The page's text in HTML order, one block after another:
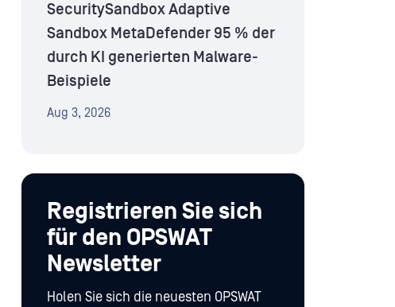
SecuritySandbox Adaptive
Sandbox MetaDefender 95 % der
durch KI generierten Malware-
Beispiele
Aug 3, 2026
Registrieren Sie sich
für den OPSWAT
Newsletter
Holen Sie sich die neuesten OPSWAT